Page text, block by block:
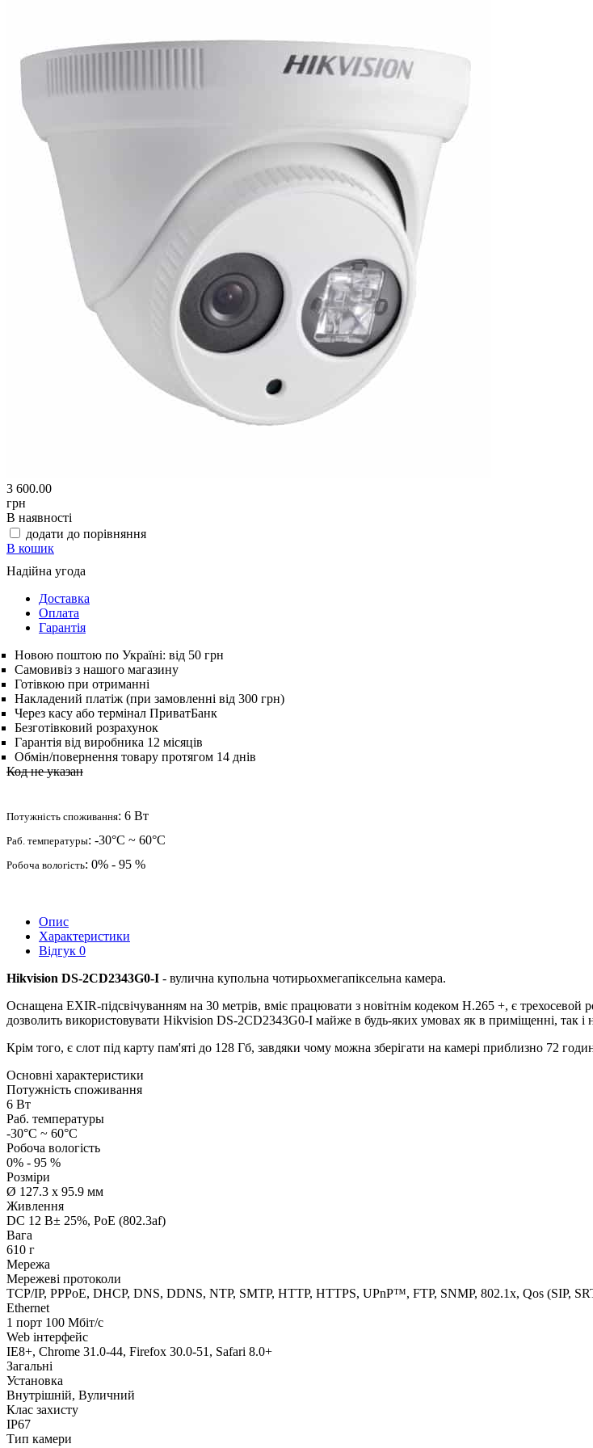
3 600.00
грн
В наявності
додати до порівняння
В кошик
Надійна угода
Доставка
Оплата
Гарантія
Новою поштою по Україні: від 50 грн
Самовивіз з нашого магазину
Готівкою при отриманні
Накладений платіж (при замовленні від 300 грн)
Через касу або термінал ПриватБанк
Безготівковий розрахунок
Гарантія від виробника 12 місяців
Обмін/повернення товару протягом 14 днів
Код не указан
Потужність споживання: 6 Вт
Раб. температуры: -30°C ~ 60°C
Робоча вологість: 0% - 95 %
Опис
Характеристики
Відгук 0
Hikvision DS-2CD2343G0-I - вулична купольна чотирьохмегапіксельна камера.
Оснащена EXIR-підсвічуванням на 30 метрів, вміє працювати з новітнім кодеком Н.265 +, є
дозволить використовувати Hikvision DS-2CD2343G0-I майже в будь-яких умовах як в приміщенні, так і
Крім того, є слот під карту пам'яті до 128 Гб, завдяки чому можна зберігати на камері приблизно 72
Основні характеристики
Потужність споживання
6 Вт
Раб. температуры
-30°C ~ 60°C
Робоча вологість
0% - 95 %
Розміри
Ø 127.3 х 95.9 мм
Живлення
DC 12 В± 25%, PoE (802.3af)
Вага
610 г
Мережа
Мережеві протоколи
TCP/IP, PPPoE, DHCP, DNS, DDNS, NTP, SMTP, HTTP, HTTPS, UPnP™, FTP, SNMP, 802.1x, Qos (SIP,
Ethernet
1 порт 100 Мбіт/с
Web інтерфейс
IE8+, Chrome 31.0-44, Firefox 30.0-51, Safari 8.0+
Загальні
Установка
Внутрішній, Вуличний
Клас захисту
IP67
Тип камери